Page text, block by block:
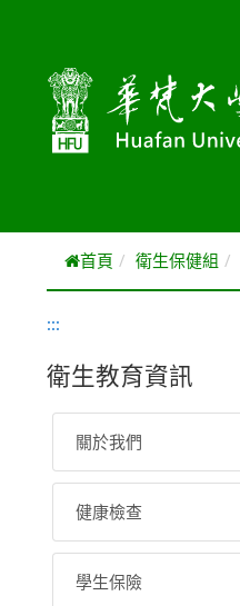
首頁 衛生保健組
:::
衛生教育資訊
關於我們
健康檢查
學生保險